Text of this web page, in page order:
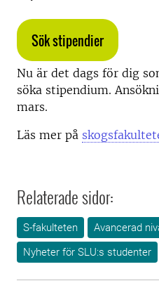
Sök stipendier
Nu är det dags för dig
söka stipendium.
mars.
Läs mer på
Relaterade sidor:
S-fakulteten Avancerad
Nyheter för SLU:s studenter